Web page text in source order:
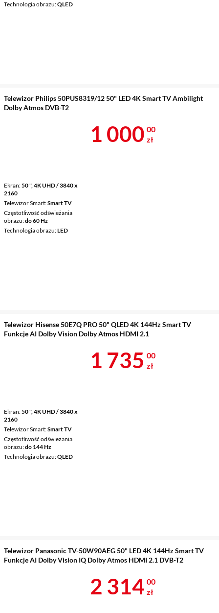
Technologia obrazu QLED
Telewizor Philips 50PUS8319/12 50" LED 4K Smart TV Ambilight
Dolby Atmos DVB-T2
Ekran 50 ", 4K UHD / 3840 x
2160
Telewizor Smart Smart TV
Częstotliwość odświeżania
obrazu do 60 Hz
Technologia obrazu LED
Cena 1 000 zł
1 000 00
zł
Telewizor Hisense 50E7Q PRO 50" QLED 4K 144Hz Smart TV
Funkcje AI Dolby Vision Dolby Atmos HDMI 2.1
Ekran 50 ", 4K UHD / 3840 x
2160
Telewizor Smart Smart TV
Częstotliwość odświeżania
obrazu do 144 Hz
Technologia obrazu QLED
Cena 1 735 zł
1 735 00
zł
Telewizor Panasonic TV-50W90AEG 50" LED 4K 144Hz Smart TV
Funkcje AI Dolby Vision IQ Dolby Atmos HDMI 2.1 DVB-T2
Cena 2 314 zł
2 314 00
zł